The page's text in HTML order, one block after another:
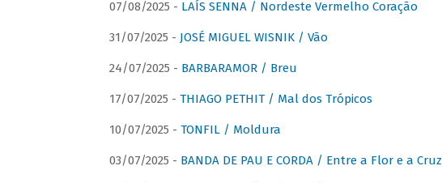
07/08/2025 - LAÍS SENNA / Nordeste Vermelho Coração
31/07/2025 - JOSÉ MIGUEL WISNIK / Vão
24/07/2025 - BARBARAMOR / Breu
17/07/2025 - THIAGO PETHIT / Mal dos Trópicos
10/07/2025 - TONFIL / Moldura
03/07/2025 - BANDA DE PAU E CORDA / Entre a Flor e a Cruz